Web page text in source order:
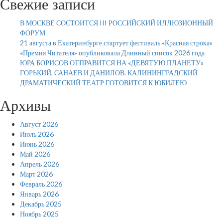
Свежие записи
В МОСКВЕ СОСТОИТСЯ III РОССИЙСКИЙ ИЛЛЮЗИОННЫЙ
ФОРУМ
21 августа в Екатеринбурге стартует фестиваль «Красная строка»
«Премия Читателя» опубликовала Длинный список 2026 года
ЮРА БОРИСОВ ОТПРАВИТСЯ НА «ДЕВЯТУЮ ПЛАНЕТУ»
ГОРЬКИЙ, САНАЕВ И ДАНИЛОВ. КАЛИНИНГРАДСКИЙ
ДРАМАТИЧЕСКИЙ ТЕАТР ГОТОВИТСЯ К ЮБИЛЕЮ
Архивы
Август 2026
Июль 2026
Июнь 2026
Май 2026
Апрель 2026
Март 2026
Февраль 2026
Январь 2026
Декабрь 2025
Ноябрь 2025